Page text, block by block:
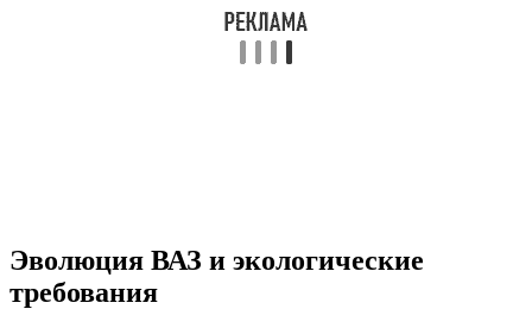
Эволюция ВАЗ и экологические
требования